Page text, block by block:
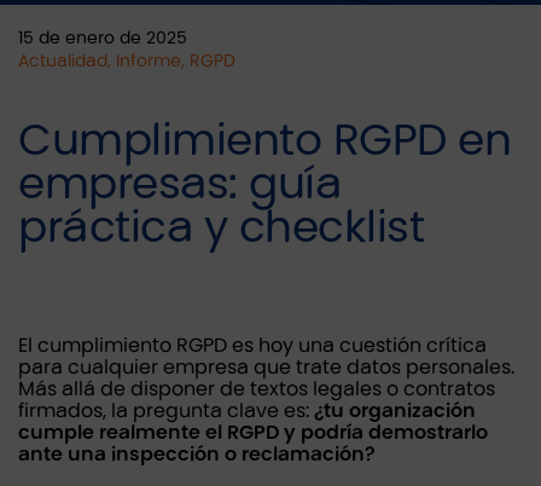
15 de enero de 2025
Actualidad, Informe, RGPD
Cumplimiento RGPD en
empresas: guía
práctica y checklist
El cumplimiento RGPD es hoy una cuestión crítica
para cualquier empresa que trate datos personales.
Más allá de disponer de textos legales o contratos
firmados, la pregunta clave es: ¿tu organización
cumple realmente el RGPD y podría demostrarlo
ante una inspección o reclamación?